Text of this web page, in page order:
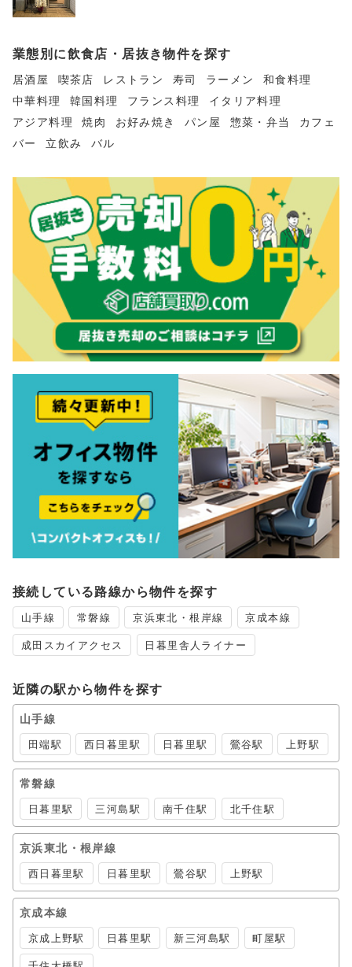
業態別に飲食店・居抜き物件を探す
居酒屋 喫茶店 レストラン 寿司 ラーメン
和食料理
中華料理
韓国料理 フランス料理
イタリア料理
アジア料理
焼肉 お好み焼き パン屋 惣菜・弁当
カフェ
バー
立飲み バル
接続している路線から物件を探す
山手線 常磐線 京浜東北・根岸線 京成本線
成田スカイアクセス 日暮里舎人ライナー
近隣の駅から物件を探す
山手線
田端駅 西日暮里駅 日暮里駅 鶯谷駅 上野駅
常磐線
日暮里駅 三河島駅 南千住駅 北千住駅
京浜東北・根岸線
西日暮里駅 日暮里駅 鶯谷駅 上野駅
京成本線
京成上野駅 日暮里駅 新三河島駅 町屋駅